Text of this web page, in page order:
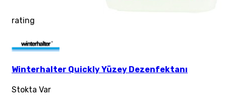
rating
Winterhalter Quickly Yüzey Dezenfektanı
Stokta Var